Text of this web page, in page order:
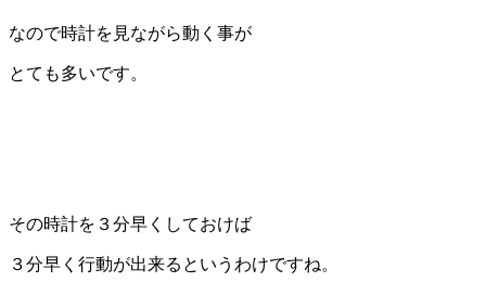
なので時計を見ながら動く事が
とても多いです。
その時計を３分早くしておけば
３分早く行動が出来るというわけですね。